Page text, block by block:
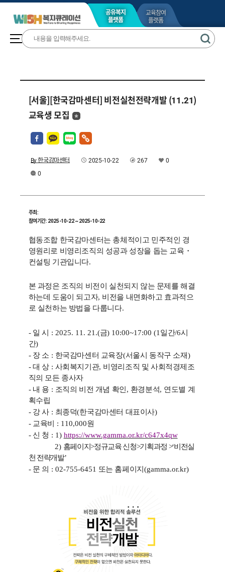
공유복지
플랫폼
교육참여
플랫폼
[서울][한국감마센터] 비전실천전략개발 (11.21)
교육생 모집
By 한국감마센터 2025-10-22 267
0
0
주최:
참여기간: 2025-10-22 ~ 2025-10-22
협동조합 한국감마센터는 총체적이고 민주적인 경
영원리로 비영리조직의 성공과 성장을 돕는 교육 ・
컨설팅 기관입니다.
본 과정은 조직의 비전이 실천되지 않는 문제를 해결
하는데 도움이 되고자, 비전을 내면화하고 효과적으
로 실천하는 방법을 다룹니다.
- 일 시 : 2025. 11. 21.(금) 10:00~17:00 (1 일간/6시
간)
- 장 소 : 한국감마센터 교육장(서울시 동작구 소재)
- 대 상 : 사회복지기관, 비영리조직 및 사회적경제조
직의 모든 종사자
- 내 용 : 조직의 비전 개념 확인, 환경분석, 연도별 계
획수립
- 강 사 : 최종덕(한국감마센터 대표이사)
- 교육비 : 110,000원
- 신 청 : 1) https://www.gamma.or.kr/c647x4qw
2) 홈페이지>정규교육 신청>기획과정 >‘비전실
천 전략개발’
- 문 의 : 02-755-6451 또는 홈페이지(gamma.or.kr)